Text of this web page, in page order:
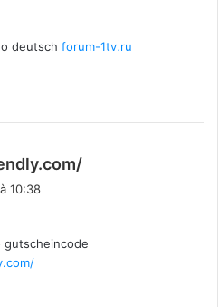
:deutsch forum-1tv.ru
:
10:38
gutscheincode